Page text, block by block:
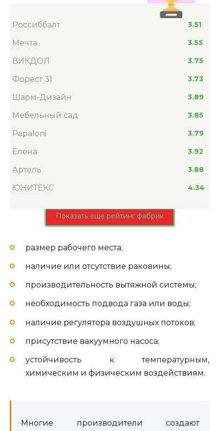
Россиббалт 3.51
Мечта 3.55
ВИКДОЛ 3.75
Форест 31 3.73
Шарм-Дизайн 3.89
Мебельный сад 3.85
Papaloni 3.79
Елена 3.92
Артель 3.88
ЮНИТЕКС 4.34
Показать еще рейтинг фабрик
размер рабочего места;
наличие или отсутствие раковины;
производительность вытяжной системы;
необходимость подвода газа или воды;
наличие регулятора воздушных потоков;
присутствие вакуумного насоса;
устойчивость к температурным,
химическим и физическим воздействиям.
Многие производители создают